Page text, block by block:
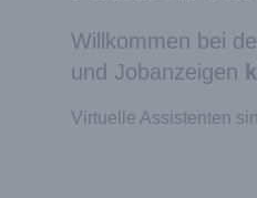
Willkommen bei
und Jobanzeigen
Virtuelle Assistenten